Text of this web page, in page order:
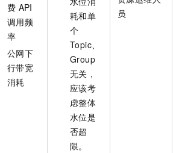
费 API
调用频
率
公网下
行带宽
消耗
耗和单
个
Topic、
Group
无关，
应该考
虑整体
水位是
否超
限。
员